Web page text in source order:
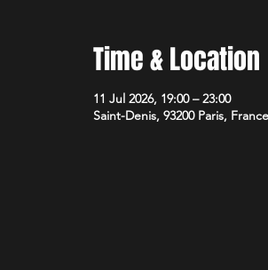
Time & Location
11 Jul 2026, 19:00 – 23:00
Saint-Denis, 93200 Paris, France